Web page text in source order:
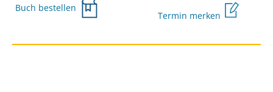
Buch bestellen
Termin merken